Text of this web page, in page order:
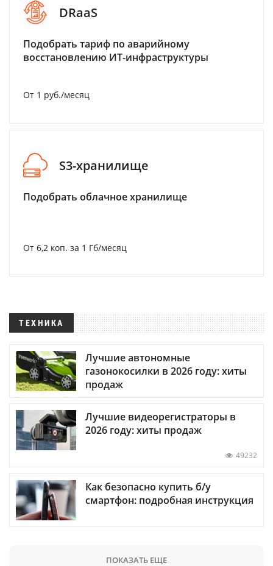
DRaaS
Подобрать тариф по аварийному
восстановлению ИТ-инфраструктуры
От 1 руб./месяц
S3-хранилище
Подобрать облачное хранилище
От 6,2 коп. за 1 Гб/месяц
ТЕХНИКА
Лучшие автономные
газонокосилки в 2026 году: хиты
продаж
Лучшие видеорегистраторы в
2026 году: хиты продаж
49232
Как безопасно купить б/у
смартфон: подробная инструкция
ПОКАЗАТЬ ЕЩЕ